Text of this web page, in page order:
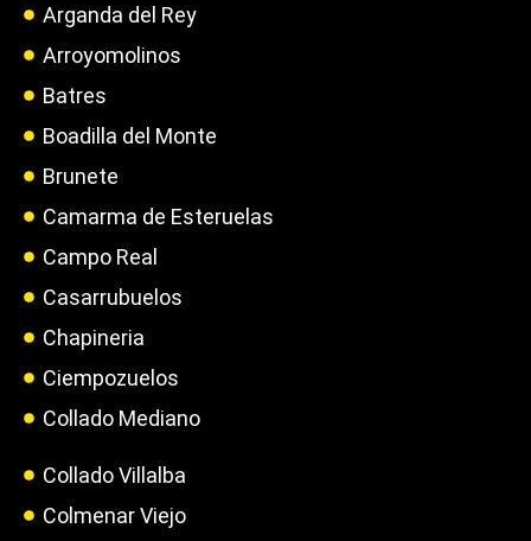
Arganda del Rey
Arroyomolinos
Batres
Boadilla del Monte
Brunete
Camarma de Esteruelas
Campo Real
Casarrubuelos
Chapineria
Ciempozuelos
Collado Mediano
Collado Villalba
Colmenar Viejo